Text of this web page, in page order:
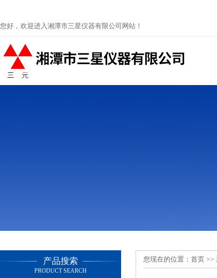
您好，欢迎进入湘潭市三星仪器有限公司网站！
产品搜索
PRODUCT SEARCH
您现在的位置： 首页 >>